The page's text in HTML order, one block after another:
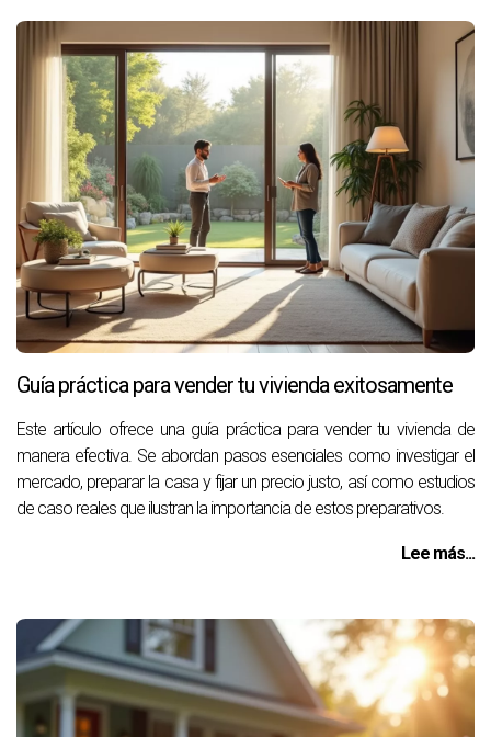
Guía práctica para vender tu vivienda exitosamente
Este artículo ofrece una guía práctica para vender tu vivienda de
manera efectiva. Se abordan pasos esenciales como investigar el
mercado, preparar la casa y fijar un precio justo, así como estudios
de caso reales que ilustran la importancia de estos preparativos.
Lee más...